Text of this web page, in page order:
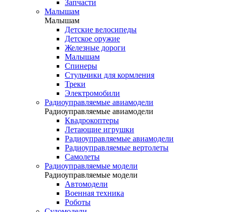
Запчасти
Малышам
Малышам
Детские велосипеды
Детское оружие
Железные дороги
Малышам
Спинеры
Стульчики для кормления
Треки
Электромобили
Радиоуправляемые авиамодели
Радиоуправляемые авиамодели
Квадрокоптеры
Летающие игрушки
Радиоуправляемые авиамодели
Радиоуправляемые вертолеты
Самолеты
Радиоуправляемые модели
Радиоуправляемые модели
Автомодели
Военная техника
Роботы